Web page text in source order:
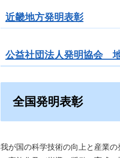
近畿地方発明表彰
公益社団法人発明協会
全国発明表彰
我が国の科学技術の向上と産業